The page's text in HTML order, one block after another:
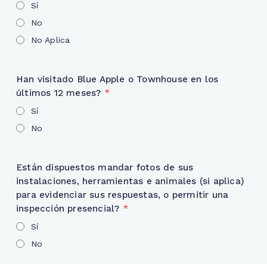
Sí
No
No Aplica
Han visitado Blue Apple o Townhouse en los
últimos 12 meses? *
Sí
No
Están dispuestos mandar fotos de sus
instalaciones, herramientas e animales (si aplica)
para evidenciar sus respuestas, o permitir una
inspección presencial? *
Sí
No